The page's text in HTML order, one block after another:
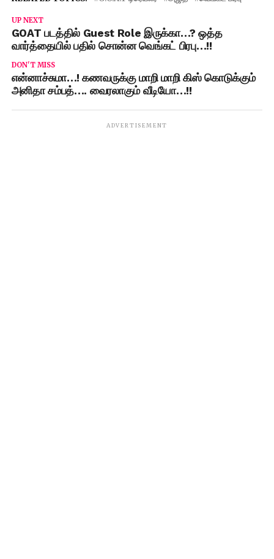
UP NEXT
GOAT படத்தில் Guest Role இருக்கா…? ஒத்த
வார்த்தையில் பதில் சொன்ன வெங்கட் பிரபு…!!
DON'T MISS
என்னாச்சுமா…! கணவருக்கு மாறி மாறி கிஸ் கொடுக்கும்
அனிதா சம்பத்…. வைரலாகும் வீடியோ…!!
ADVERTISEMENT